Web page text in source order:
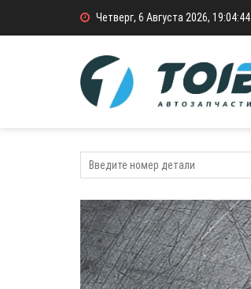
Четверг, 6 Августа 2026, 19:04:44